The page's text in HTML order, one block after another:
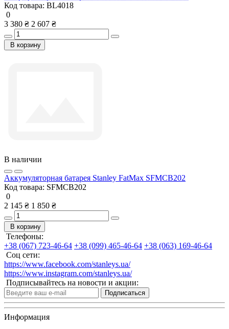
Код товара: BL4018
0
3 380 ₴ 2 607 ₴
В корзину
В наличии
Аккумуляторная батарея Stanley FatMax SFMCB202
Код товара: SFMCB202
0
2 145 ₴ 1 850 ₴
В корзину
Телефоны:
+38 (067) 723-46-64 +38 (099) 465-46-64 +38 (063) 169-46-64
Соц сети:
https://www.facebook.com/stanleys.ua/
https://www.instagram.com/stanleys.ua/
Подписывайтесь на новости и акции:
Подписаться
Информация